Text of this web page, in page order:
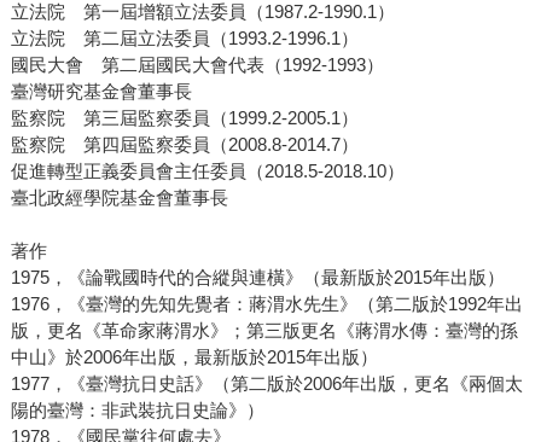
立法院 第一屆增額立法委員（1987.2-1990.1）
立法院 第二屆立法委員（1993.2-1996.1）
國民大會 第二屆國民大會代表（1992-1993）
臺灣研究基金會董事長
監察院 第三屆監察委員（1999.2-2005.1）
監察院 第四屆監察委員（2008.8-2014.7）
促進轉型正義委員會主任委員（2018.5-2018.10）
臺北政經學院基金會董事長
著作
1975，《論戰國時代的合縱與連橫》（最新版於2015年出版）
1976，《臺灣的先知先覺者：蔣渭水先生》（第二版於1992年出
版，更名《革命家蔣渭水》；第三版更名《蔣渭水傳：臺灣的孫
中山》於2006年出版，最新版於2015年出版）
1977，《臺灣抗日史話》（第二版於2006年出版，更名《兩個太
陽的臺灣：非武裝抗日史論》）
1978，《國民黨往何處去》